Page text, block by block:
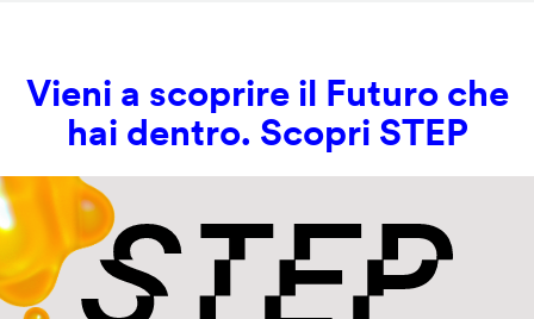
Vieni a scoprire il Futuro che
hai dentro. Scopri STEP